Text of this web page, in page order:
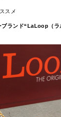
スメ
ブランド“LaLoop（ラ